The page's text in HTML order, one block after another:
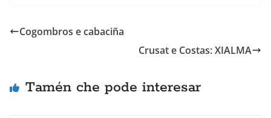
Cogombros e cabaciña
Crusat e Costas: XIALMA
Tamén che pode interesar